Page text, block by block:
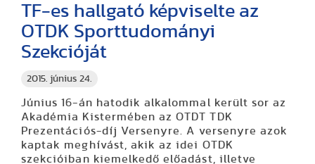
2015. június 24.
TF-es hallgató képviselte az
OTDK Sporttudományi
Szekcióját
Június 16-án hatodik alkalommal került sor az
Akadémia Kistermében az OTDT TDK
Prezentációs-díj Versenyre. A versenyre azok
kaptak meghívást, akik az idei OTDK
szekcióiban kiemelkedő előadást, illetve